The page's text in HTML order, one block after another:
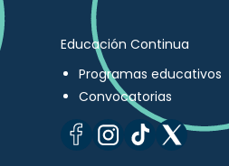
Educación Continua
Programas educativos
Convocatorias